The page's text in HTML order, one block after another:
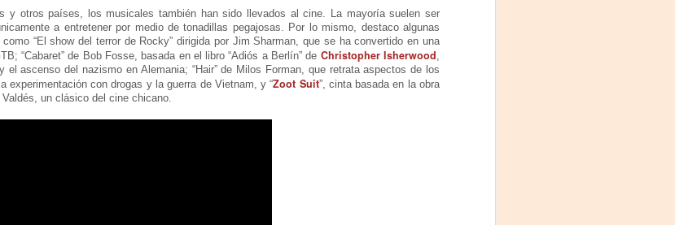
y otros países, los musicales también han sido llevados al cine. La mayoría suelen ser
a entretener por medio de tonadillas pegajosas. Por lo mismo, destaco algunas
“El show del terror de Rocky” dirigida por Jim Sharman, que se ha convertido en una
“Cabaret” de Bob Fosse, basada en el libro “Adiós a Berlín” de Christopher Isherwood,
el ascenso del nazismo en Alemania; “Hair” de Milos Forman, que retrata aspectos de los
experimentación con drogas y la guerra de Vietnam, y “Zoot Suit”, cinta basada en la obra
un clásico del cine chicano.
PÚBLICA: Red de solidaridad con Brenda